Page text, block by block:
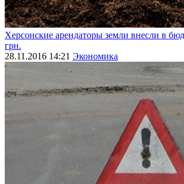
Херсонские арендаторы земли внесли в
грн.
28.11.2016 14:21 Экономика